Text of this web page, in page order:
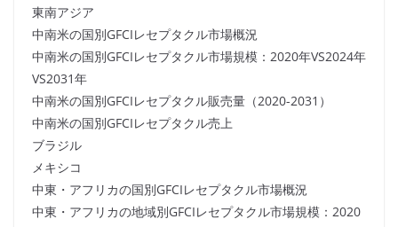
東南アジア
中南米の国別GFCIレセプタクル市場概況
中南米の国別GFCIレセプタクル市場規模：2020年VS2024年
VS2031年
中南米の国別GFCIレセプタクル販売量（2020-2031）
中南米の国別GFCIレセプタクル売上
ブラジル
メキシコ
中東・アフリカの国別GFCIレセプタクル市場概況
中東・アフリカの地域別GFCIレセプタクル市場規模：2020